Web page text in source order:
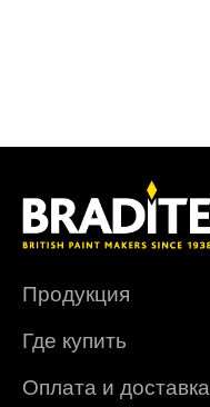
Продукция
Где купить
Оплата и доставка